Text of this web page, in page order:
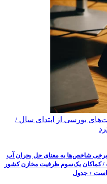
بورسی از ابتدای سال /
برخی شاخص‌ها به معنای حل بحران آب
کماکان یک‌سوم ظرفیت مخازن کشور
+ جدول